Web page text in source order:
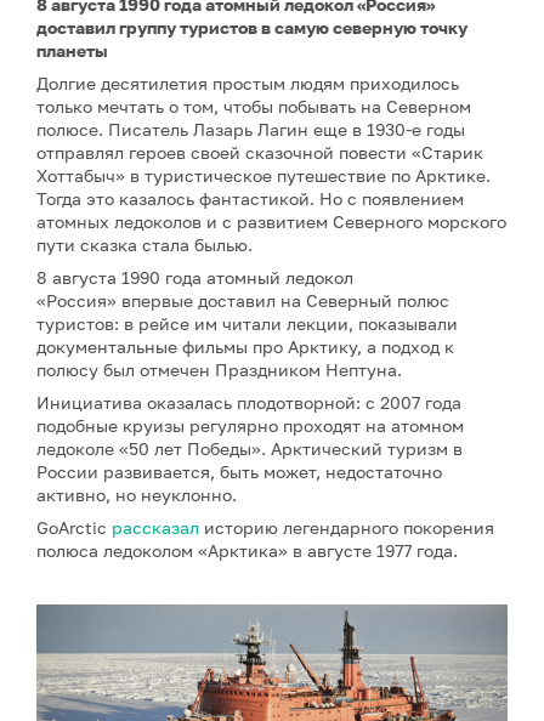
8 августа 1990 года атомный ледокол «Россия»
доставил группу туристов в самую северную точку
планеты
Долгие десятилетия простым людям приходилось
только мечтать о том, чтобы побывать на Северном
полюсе. Писатель Лазарь Лагин еще в 1930-е годы
отправлял героев своей сказочной повести «Старик
Хоттабыч» в туристическое путешествие по Арктике.
Тогда это казалось фантастикой. Но с появлением
атомных ледоколов и с развитием Северного морского
пути сказка стала былью.
8 августа 1990 года атомный ледокол
«Россия» впервые доставил на Северный полюс
туристов: в рейсе им читали лекции, показывали
документальные фильмы про Арктику, а подход к
полюсу был отмечен Праздником Нептуна.
Инициатива оказалась плодотворной: с 2007 года
подобные круизы регулярно проходят на атомном
ледоколе «50 лет Победы». Арктический туризм в
России развивается, быть может, недостаточно
активно, но неуклонно.
GoArctic рассказал историю легендарного покорения
полюса ледоколом «Арктика» в августе 1977 года.